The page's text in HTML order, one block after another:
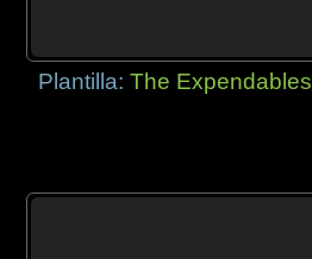
Plantilla:The Expendables